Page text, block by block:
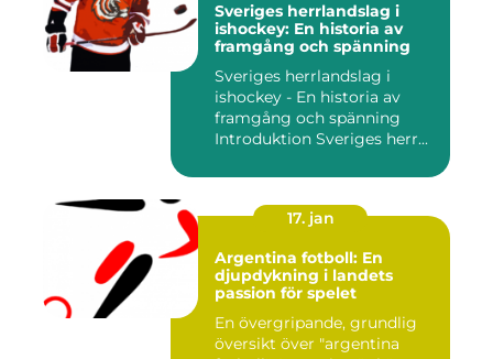
Sveriges herrlandslag i
ishockey: En historia av
framgång och spänning
Sveriges herrlandslag i
ishockey - En historia av
framgång och spänning
Introduktion Sveriges herr...
17. jan
Argentina fotboll: En
djupdykning i landets
passion för spelet
En övergripande, grundlig
översikt över "argentina